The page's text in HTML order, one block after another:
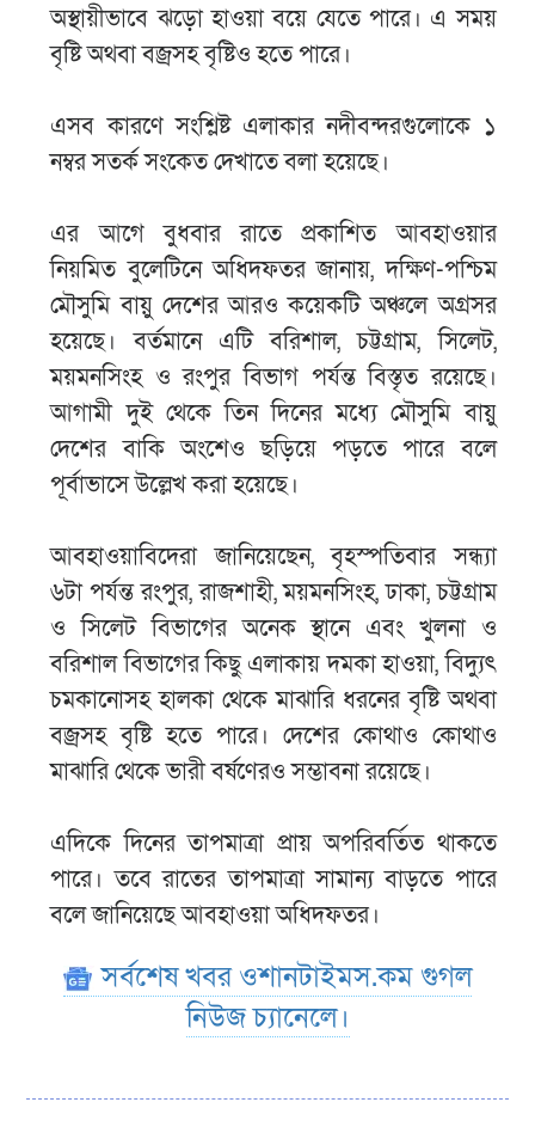
অস্থায়ীভাবে ঝড়ো হাওয়া বয়ে যেতে পারে। এ সময়
বৃষ্টি অথবা বজ্রসহ বৃষ্টিও হতে পারে।
এসব কারণে সংশ্লিষ্ট এলাকার নদীবন্দরগুলোকে ১
নম্বর সতর্ক সংকেত দেখাতে বলা হয়েছে।
এর আগে বুধবার রাতে প্রকাশিত আবহাওয়ার
নিয়মিত বুলেটিনে অধিদফতর জানায়, দক্ষিণ-পশ্চিম
মৌসুমি বায়ু দেশের আরও কয়েকটি অঞ্চলে অগ্রসর
হয়েছে। বর্তমানে এটি বরিশাল, চট্টগ্রাম, সিলেট,
ময়মনসিংহ ও রংপুর বিভাগ পর্যন্ত বিস্তৃত রয়েছে।
আগামী দুই থেকে তিন দিনের মধ্যে মৌসুমি বায়ু
দেশের বাকি অংশেও ছড়িয়ে পড়তে পারে বলে
পূর্বাভাসে উল্লেখ করা হয়েছে।
আবহাওয়াবিদেরা জানিয়েছেন, বৃহস্পতিবার সন্ধ্যা
৬টা পর্যন্ত রংপুর, রাজশাহী, ময়মনসিংহ, ঢাকা, চট্টগ্রাম
ও সিলেট বিভাগের অনেক স্থানে এবং খুলনা ও
বরিশাল বিভাগের কিছু এলাকায় দমকা হাওয়া, বিদ্যুৎ
চমকানোসহ হালকা থেকে মাঝারি ধরনের বৃষ্টি অথবা
বজ্রসহ বৃষ্টি হতে পারে। দেশের কোথাও কোথাও
মাঝারি থেকে ভারী বর্ষণেরও সম্ভাবনা রয়েছে।
এদিকে দিনের তাপমাত্রা প্রায় অপরিবর্তিত থাকতে
পারে। তবে রাতের তাপমাত্রা সামান্য বাড়তে পারে
বলে জানিয়েছে আবহাওয়া অধিদফতর।
সর্বশেষ খবর ওশানটাইমস.কম গুগল
নিউজ চ্যানেলে।